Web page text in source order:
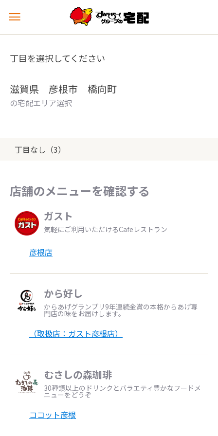
メ
ュ
を
丁目を選択してください
滋賀県 彦根市 橋向町
の宅配エリア選択
丁目なし（3）
店舗のメニューを確認する
ガスト
気軽にご利用いただけるCafeレストラン
彦根店
から好し
からあげグランプリ9年連続金賞の本格からあげ専
門店の味をお届けします。
（取扱店：ガスト彦根店）
むさしの森珈琲
30種類以上のドリンクとバラエティ豊かなフードメ
ニューをどうぞ
ココット彦根